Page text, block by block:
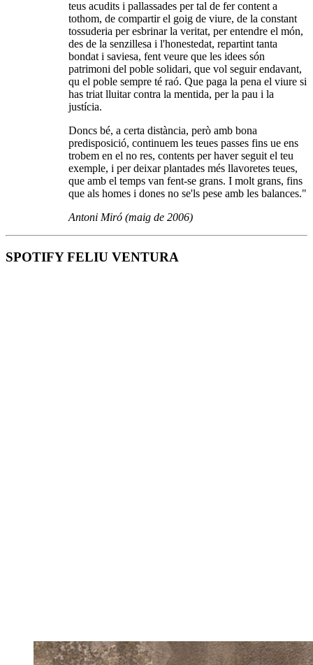
teus acudits i pallassades per tal de fer content a
tothom, de compartir el goig de viure, de la constant
tossuderia per esbrinar la veritat, per entendre el món,
des de la senzillesa i l'honestedat, repartint tanta
bondat i saviesa, fent veure que les idees són
patrimoni del poble solidari, que vol seguir endavant,
qu el poble sempre té raó. Que paga la pena el viure si
has triat lluitar contra la mentida, per la pau i la
justícia.
Doncs bé, a certa distància, però amb bona
predisposició, continuem les teues passes fins ue ens
trobem en el no res, contents per haver seguit el teu
exemple, i per deixar plantades més llavoretes teues,
que amb el temps van fent-se grans. I molt grans, fins
que als homes i dones no se'ls pese amb les balances."
Antoni Miró (maig de 2006)
SPOTIFY FELIU VENTURA